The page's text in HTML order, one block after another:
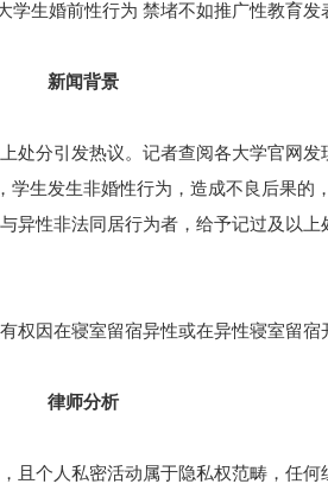
生婚前性行为 禁堵不如推广性教育发
新闻背景
处分引发热议。记者查阅各大学官网
生发生非婚性行为，造成不良后果
性非法同居行为者，给予记过及以
权因在寝室留宿异性或在异性寝室留宿
律师分析
个人私密活动属于隐私权范畴，任